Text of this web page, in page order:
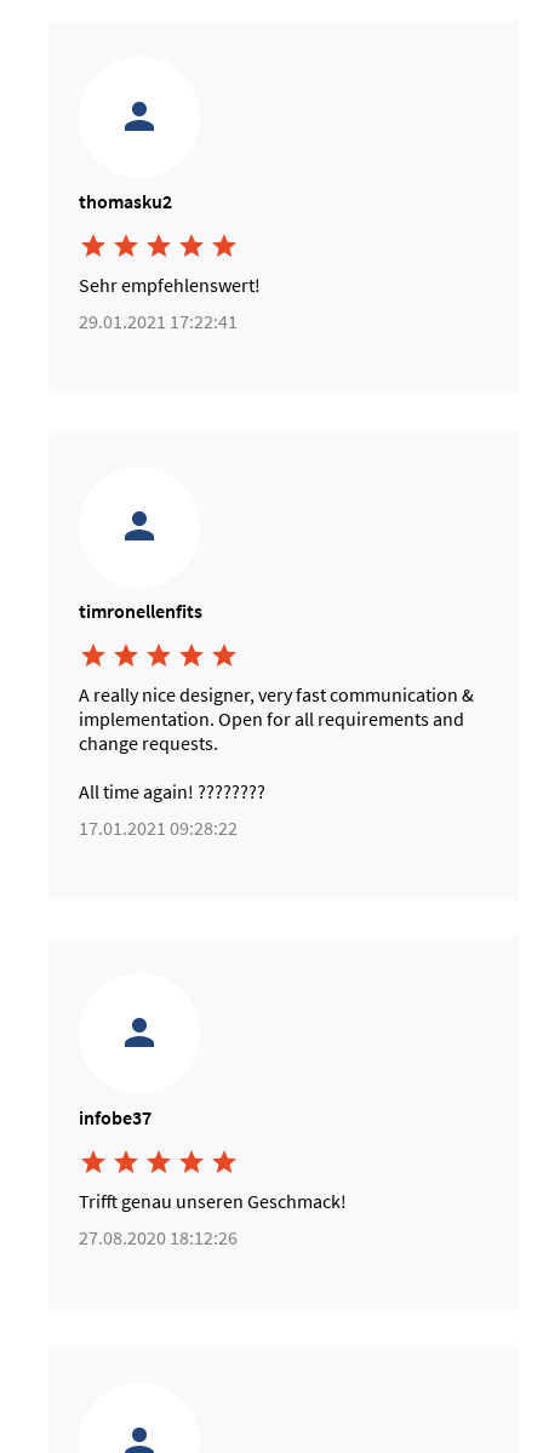
thomasku2
    
Sehr empfehlenswert!
29.01.2021 17:22:41
timronellenfits
    
A really nice designer, very fast communication &
implementation. Open for all requirements and
change requests.
All time again! ????????
17.01.2021 09:28:22
infobe37
    
Trifft genau unseren Geschmack!
27.08.2020 18:12:26